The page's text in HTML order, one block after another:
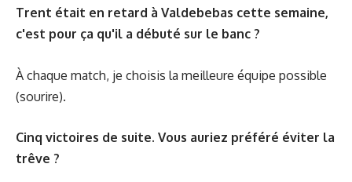
Trent était en retard à Valdebebas cette semaine,
c'est pour ça qu'il a débuté sur le banc ?
À chaque match, je choisis la meilleure équipe possible
(sourire).
Cinq victoires de suite. Vous auriez préféré éviter la
trêve ?